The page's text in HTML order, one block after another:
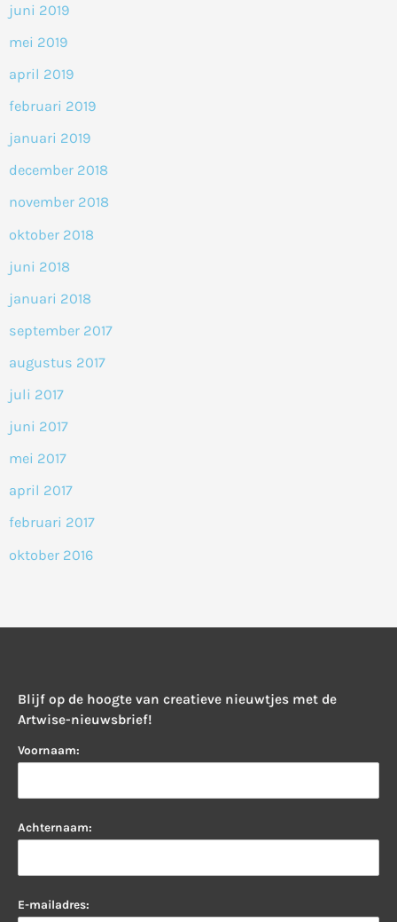
juni 2019
mei 2019
april 2019
februari 2019
januari 2019
december 2018
november 2018
oktober 2018
juni 2018
januari 2018
september 2017
augustus 2017
juli 2017
juni 2017
mei 2017
april 2017
februari 2017
oktober 2016
Blijf op de hoogte van creatieve nieuwtjes met de
Artwise-nieuwsbrief!
Voornaam:
Achternaam:
E-mailadres: